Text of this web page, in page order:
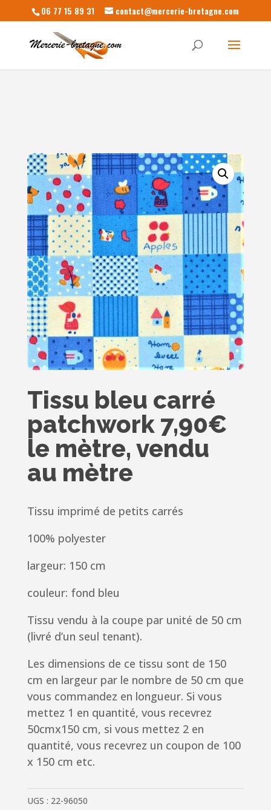
06 77 15 89 31 contact@mercerie-bretagne.com
Tissu bleu carré
patchwork 7,90€
le mètre, vendu
au mètre
Tissu imprimé de petits carrés
100% polyester
largeur: 150 cm
couleur: fond bleu
Tissu vendu à la coupe par unité de 50 cm
(livré d’un seul tenant).
Les dimensions de ce tissu sont de 150
cm en largeur par le nombre de 50 cm que
vous commandez en longueur. Si vous
mettez 1 en quantité, vous recevrez
50cmx150 cm, si vous mettez 2 en
quantité, vous recevrez un coupon de 100
x 150 cm etc.
UGS : 22-96050